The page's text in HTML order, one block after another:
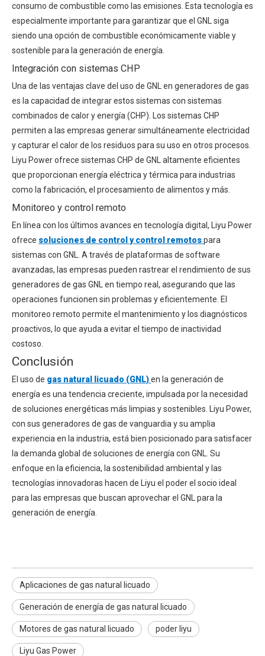
consumo de combustible como las emisiones. Esta tecnología es
especialmente importante para garantizar que el GNL siga
siendo una opción de combustible económicamente viable y
sostenible para la generación de energía.
Integración con sistemas CHP
Una de las ventajas clave del uso de GNL en generadores de gas
es la capacidad de integrar estos sistemas con sistemas
combinados de calor y energía (CHP). Los sistemas CHP
permiten a las empresas generar simultáneamente electricidad
y capturar el calor de los residuos para su uso en otros procesos.
Liyu Power ofrece sistemas CHP de GNL altamente eficientes
que proporcionan energía eléctrica y térmica para industrias
como la fabricación, el procesamiento de alimentos y más.
Monitoreo y control remoto
En línea con los últimos avances en tecnología digital, Liyu Power
ofrece soluciones de control y control remotospara
sistemas con GNL. A través de plataformas de software
avanzadas, las empresas pueden rastrear el rendimiento de sus
generadores de gas GNL en tiempo real, asegurando que las
operaciones funcionen sin problemas y eficientemente. El
monitoreo remoto permite el mantenimiento y los diagnósticos
proactivos, lo que ayuda a evitar el tiempo de inactividad
costoso.
Conclusión
El uso de gas natural licuado (GNL)en la generación de
energía es una tendencia creciente, impulsada por la necesidad
de soluciones energéticas más limpias y sostenibles. Liyu Power,
con sus generadores de gas de vanguardia y su amplia
experiencia en la industria, está bien posicionado para satisfacer
la demanda global de soluciones de energía con GNL. Su
enfoque en la eficiencia, la sostenibilidad ambiental y las
tecnologías innovadoras hacen de Liyu el poder el socio ideal
para las empresas que buscan aprovechar el GNL para la
generación de energía.
Aplicaciones de gas natural licuado
Generación de energía de gas natural licuado
Motores de gas natural licuado poder liyu
Liyu Gas Power